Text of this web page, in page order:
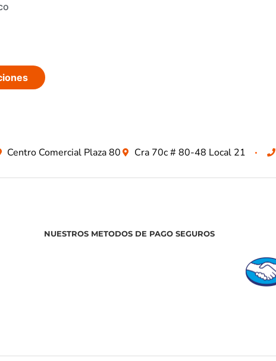
Centro Comercial Plaza 80 Cra 70c # 80-48 Local 21
NUESTROS METODOS DE PAGO SEGUROS